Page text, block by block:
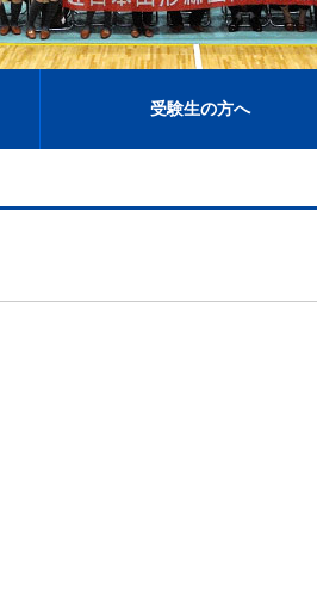
受験生の方へ